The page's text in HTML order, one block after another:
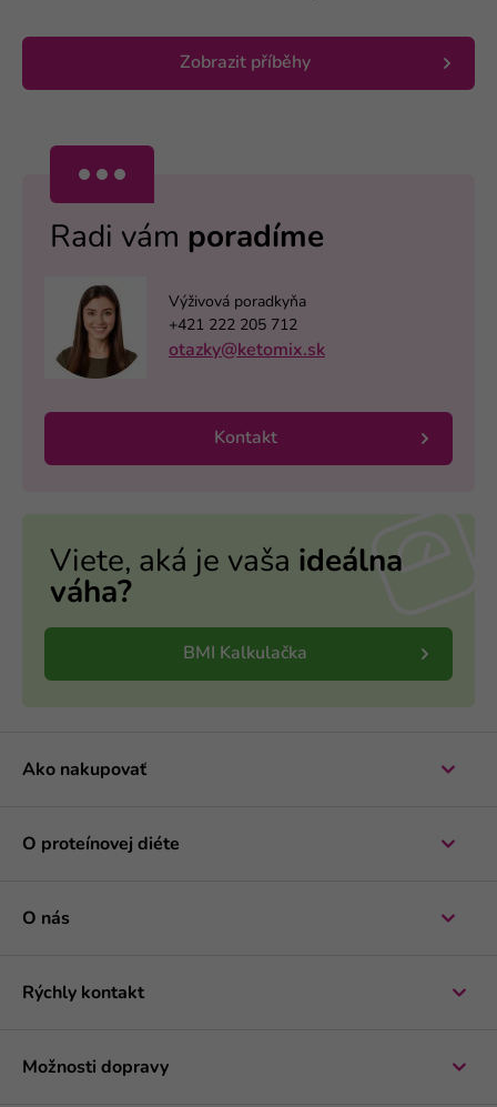
Zobrazit příběhy
Radi vám poradíme
Výživová poradkyňa
+421 222 205 712
otazky@ketomix.sk
Kontakt
Viete, aká je vaša ideálna
váha?
BMI Kalkulačka
Ako nakupovať
O proteínovej diéte
O nás
Rýchly kontakt
Možnosti dopravy